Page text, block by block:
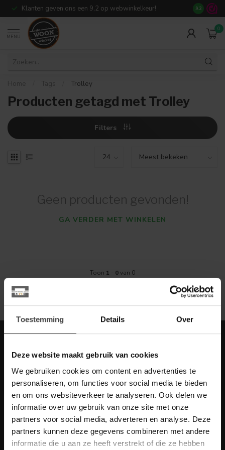
Toestemming Details Over
Deze website maakt gebruik van cookies
We gebruiken cookies om content en advertenties te
personaliseren, om functies voor social media te bieden
en om ons websiteverkeer te analyseren. Ook delen we
informatie over uw gebruik van onze site met onze
partners voor social media, adverteren en analyse. Deze
partners kunnen deze gegevens combineren met andere
informatie die u aan ze heeft verstrekt of die ze hebben
Klanten geven ons een 9,2 op webwinkelkeur! Meer dan
9.2
MENU
0
Home Tags Trolley
Producten getagd met Trolley
Filters
Geen producten gevonden!
GA VERDER MET WINKELEN
Toon 1 - 0van 0
Meer informatie
Heb je vragen over onze artikelen of jouw aankoop? Bekijk dan
de klantenservice pagina. Daar staan antwoorden op veel
scherpe acties